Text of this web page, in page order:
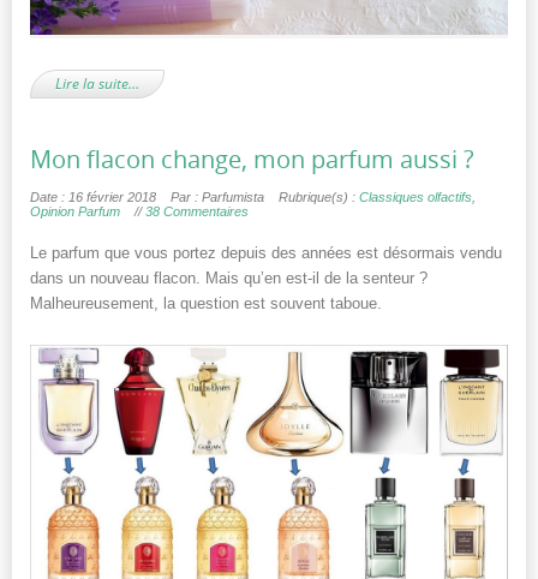
Lire la suite…
Mon flacon change, mon parfum aussi ?
Date : 16 février 2018 Par : Parfumista Rubrique(s) : Classiques olfactifs
Opinion Parfum
//38 Commentaires
Le parfum que vous portez depuis des années est désormais vendu
dans un nouveau flacon. Mais qu’en est-il de la senteur ?
Malheureusement, la question est souvent taboue.